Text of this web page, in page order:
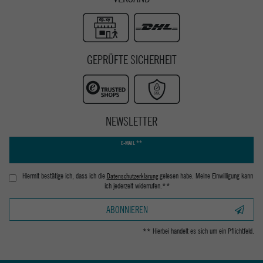
GEPRÜFTE SICHERHEIT
NEWSLETTER
E-MAIL **
Hiermit bestätige ich, dass ich die Daten­schutz­erklärunggelesen habe. Meine Einwilligung kann
ich jederzeit widerrufen.**
ABONNIEREN
** Hierbei handelt es sich um ein Pflichtfeld.